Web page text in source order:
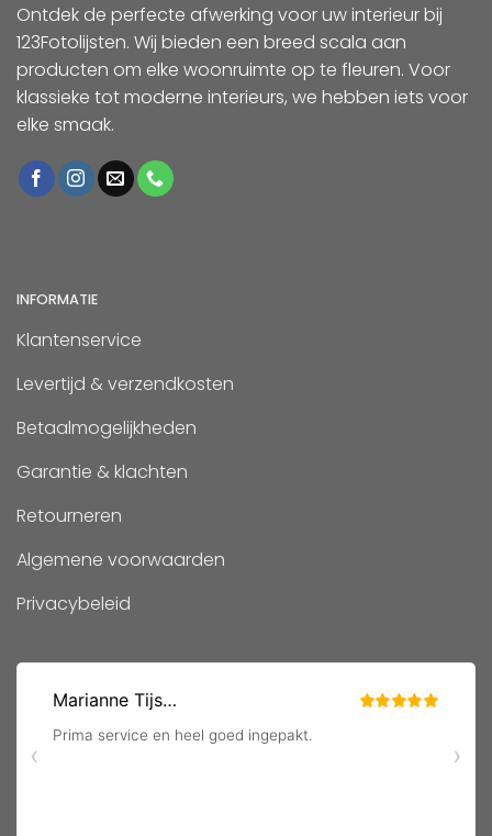
Ontdek de perfecte afwerking voor uw interieur bij
123Fotolijsten. Wij bieden een breed scala aan
producten om elke woonruimte op te fleuren. Voor
klassieke tot moderne interieurs, we hebben iets voor
elke smaak.
INFORMATIE
Klantenservice
Levertijd & verzendkosten
Betaalmogelijkheden
Garantie & klachten
Retourneren
Algemene voorwaarden
Privacybeleid